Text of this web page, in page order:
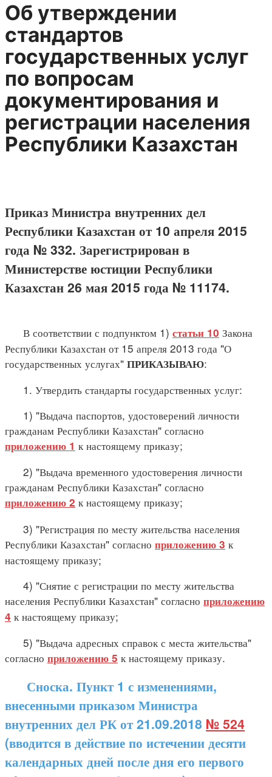
Об утверждении
стандартов
государственных услуг
по вопросам
документирования и
регистрации населения
Республики Казахстан
Приказ Министра внутренних дел
Республики Казахстан от 10 апреля 2015
года № 332. Зарегистрирован в
Министерстве юстиции Республики
Казахстан 26 мая 2015 года № 11174.
В соответствии с подпунктом 1) статьи 10 Закона
Республики Казахстан от 15 апреля 2013 года "О
государственных услугах" ПРИКАЗЫВАЮ:
1. Утвердить стандарты государственных услуг:
1) "Выдача паспортов, удостоверений личности
гражданам Республики Казахстан" согласно
приложению 1 к настоящему приказу;
2) "Выдача временного удостоверения личности
гражданам Республики Казахстан" согласно
приложению 2 к настоящему приказу;
3) "Регистрация по месту жительства населения
Республики Казахстан" согласно приложению 3 к
настоящему приказу;
4) "Снятие с регистрации по месту жительства
населения Республики Казахстан" согласно приложению
4 к настоящему приказу;
5) "Выдача адресных справок с места жительства"
согласно приложению 5 к настоящему приказу.
Сноска. Пункт 1 с изменениями,
внесенными приказом Министра
внутренних дел РК от 21.09.2018 № 524
(вводится в действие по истечении десяти
календарных дней после дня его первого